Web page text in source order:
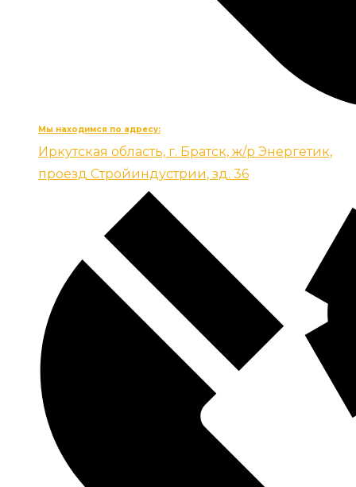
Мы находимся по адресу:
Иркутская область, г. Братск, ж/р Энергетик,
проезд Стройиндустрии, зд. 36